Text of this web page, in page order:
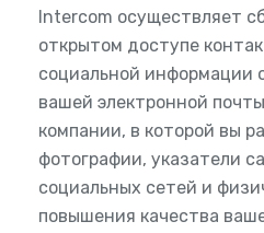
Intercom осуществляет
открытом доступе
социальной информации
вашей электронной
компании, в которой вы
фотографии, указатели
социальных сетей и
повышения качества